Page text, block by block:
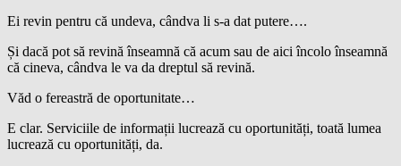
Ei revin pentru că undeva, cândva li s-a dat putere….
Și dacă pot să revină înseamnă că acum sau de aici încolo înseamnă
că cineva, cândva le va da dreptul să revină.
Văd o fereastră de oportunitate…
E clar. Serviciile de informații lucrează cu oportunități, toată lumea
lucrează cu oportunități, da.